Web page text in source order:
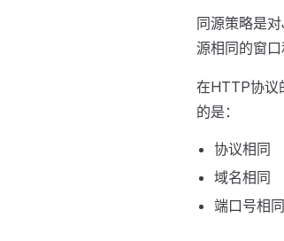
同源策略是
源相同的窗口
在HTTP协议
的是：
协议相同
域名相同
端口号相同